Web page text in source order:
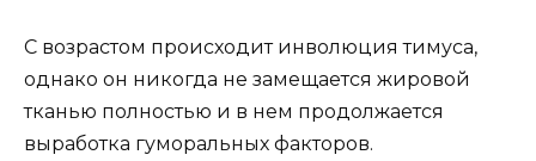
С возрастом происходит инволюция тимуса,
однако он никогда не замещается жировой
тканью полностью и в нем продолжается
выработка гуморальных факторов.